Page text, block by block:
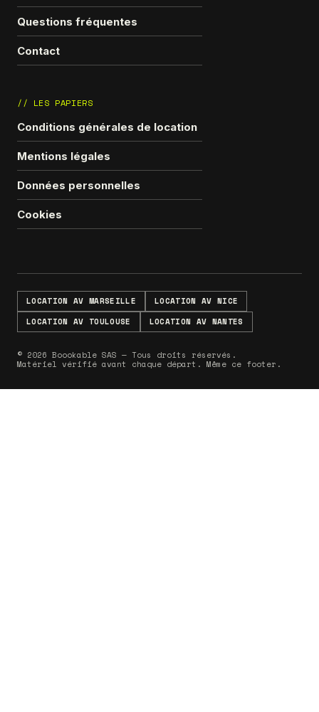
Questions fréquentes
Contact
// LES PAPIERS
Conditions générales de location
Mentions légales
Données personnelles
Cookies
LOCATION AV MARSEILLE
LOCATION AV NICE
LOCATION AV TOULOUSE
LOCATION AV NANTES
© 2026 Boookable SAS — Tous droits réservés.
Matériel vérifié avant chaque départ. Même ce footer.